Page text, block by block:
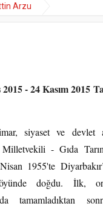
Arzu
- 24 Kasım 2015
siyaset ve devlet
Milletvekili - Gıda
1955'te
doğdu. İlk,
tamamladıktan